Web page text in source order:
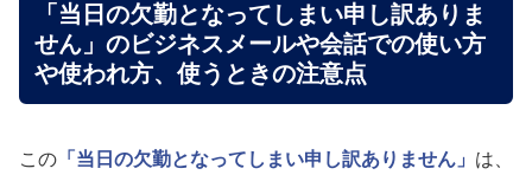
「当日の欠勤となってしまい申し訳ありま
せん」のビジネスメールや会話での使い方
や使われ方、使うときの注意点
この 「当日の欠勤となってしまい申し訳ありません」 は、